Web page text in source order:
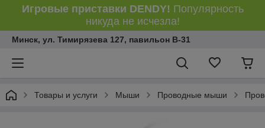
Игровые приставки DENDY! Популярность
никуда не исчезла!
Минск, ул. Тимирязева 127, павильон В-31
Товары и услуги Мыши Проводные мыши